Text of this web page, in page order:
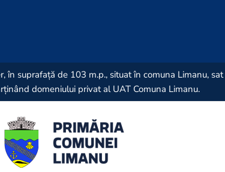
suprafață de 103 m.p., situat în comuna Limanu, sat
domeniului privat al UAT Comuna Limanu.